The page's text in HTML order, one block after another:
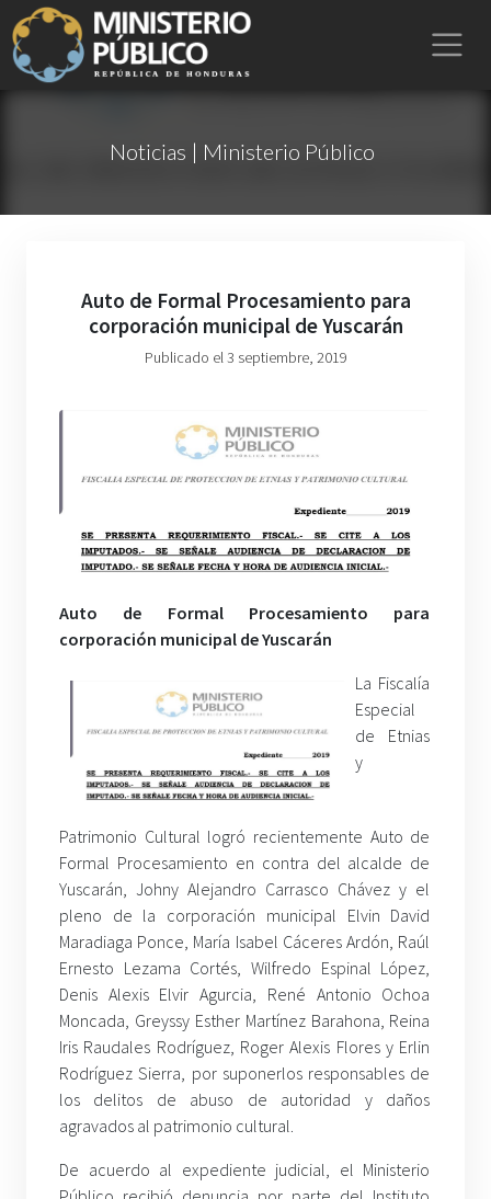
Noticias | Ministerio Público
Auto de Formal Procesamiento para
corporación municipal de Yuscarán
Publicado el 3 septiembre, 2019
Auto de Formal Procesamiento para
corporación municipal de Yuscarán
La Fiscalía
Especial
de Etnias
y
Patrimonio Cultural logró recientemente Auto de
Formal Procesamiento en contra del alcalde de
Yuscarán, Johny Alejandro Carrasco Chávez y el
pleno de la corporación municipal Elvin David
Maradiaga Ponce, María Isabel Cáceres Ardón, Raúl
Ernesto Lezama Cortés, Wilfredo Espinal López,
Denis Alexis Elvir Agurcia, René Antonio Ochoa
Moncada, Greyssy Esther Martínez Barahona, Reina
Iris Raudales Rodríguez, Roger Alexis Flores y Erlin
Rodríguez Sierra, por suponerlos responsables de
los delitos de abuso de autoridad y daños
agravados al patrimonio cultural.
De acuerdo al expediente judicial, el Ministerio